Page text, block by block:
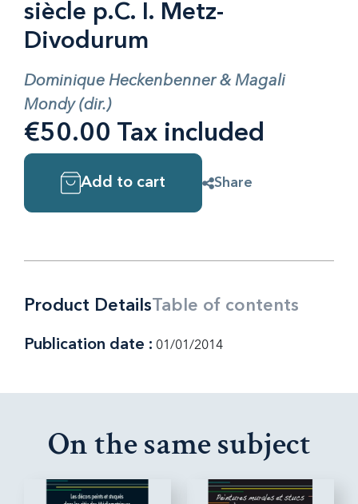
siècle p.C. I. Metz-
Divodurum
Dominique Heckenbenner & Magali
Mondy (dir.)
€50.00 Tax included
Add to cart Share
Product DetailsTable of contents
Publication date : 01/01/2014
On the same subject